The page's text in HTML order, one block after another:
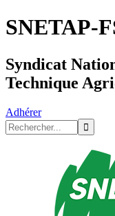
SNETAP-
Syndicat
Technique
Adhérer